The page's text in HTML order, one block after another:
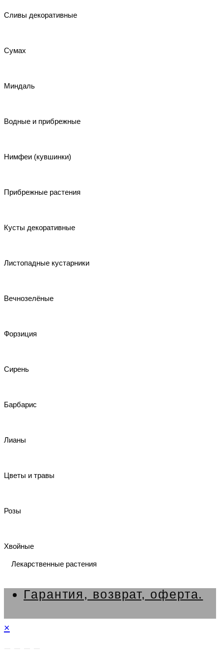
Сливы декоративные
Сумах
Миндаль
Водные и прибрежные
Нимфеи (кувшинки)
Прибрежные растения
Кусты декоративные
Листопадные кустарники
Вечнозелёные
Форзиция
Сирень
Барбарис
Лианы
Цветы и травы
Розы
Хвойные
Лекарственные растения
Гарантия, возврат, оферта.
×